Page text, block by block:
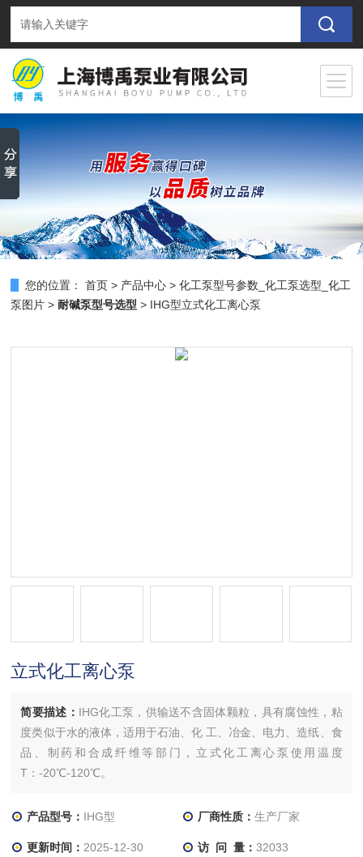
您的位置： 首页 > 产品中心 >化工泵型号参数_化工泵选型_化工
泵图片 >耐碱泵型号选型 > IHG型立式化工离心泵
立式化工离心泵
简要描述： IHG化工泵，供输送不含固体颗粒，具有腐蚀性，粘
度类似于水的液体，适用于石油、化 工、冶金、电力、造纸、食
品、制药和合成纤维等部门，立式化工离心泵使用温度
T：-20℃-120℃。
产品型号： IHG型 厂商性质： 生产厂家
更新时间： 2025-12-30 访 问 量： 32033